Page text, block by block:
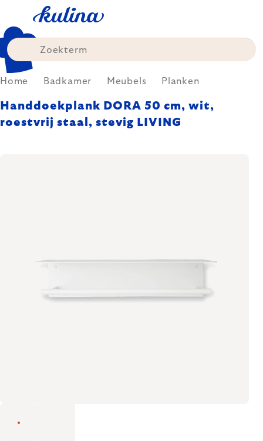
content
Home Badkamer Meubels Planken
Handdoekplank DORA 50 cm, wit,
roestvrij staal, stevig LIVING